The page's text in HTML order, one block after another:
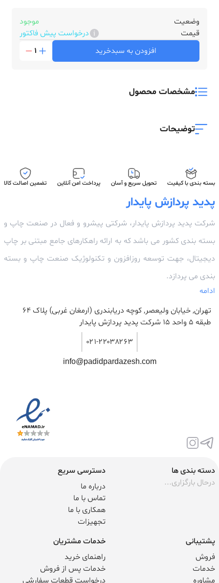
وضعیت
موجود
قیمت
درخواست پیش فاکتور
افزودن به سبدخرید
1
مشخصات محصول
توضیحات
بسته بندی با کیفیت تحویل سریع و آسان پرداخت امن آنلاین تضمین اصالت کالا
پدید پردازش پایدار
شرکت پدید پردازش پایدار، شرکتی پیشرو و فعال در صنعت چاپ و
بسته بندی کشور می باشد که به ارائه راهکارهای جامع مبتنی بر چاپ
دیجیتال، جهت توسعه روزافزون و تکنولوژیک صنعت چاپ و بسته
بندی می پردازد.
ادامه
تهران, خیابان ولیعصر, کوچه دریابندری (ارمغان غربی) پلاک 64
طبقه ۵ واحد ۱۵ شرکت پدید پردازش پایدار
۰۲۱-۲۲۰۳۸۲۶۳
info@padidpardazesh.com
دسته بندی ها
درحال بارگزاری...
دسترسی سریع
درباره ما
تماس با ما
همکاری با ما
تجهیزات
پشتیبانی
فروش
خدمات
مشاوره
خدمات مشتریان
راهنمای خرید
خدمات پس از فروش
درخواست قطعات سفارشی